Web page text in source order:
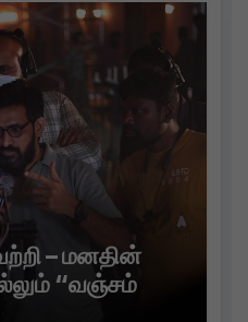
– மனதின்
“வஞ்சம்